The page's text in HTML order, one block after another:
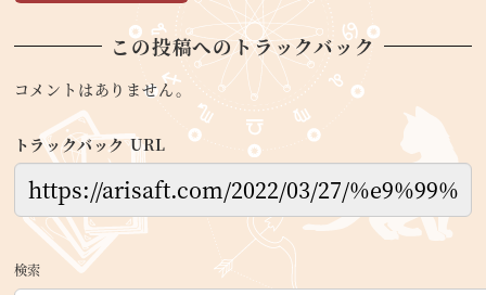
この投稿へのトラックバック
コメントはありません。
トラックバック URL
検索